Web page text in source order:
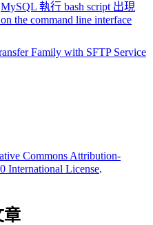
MySQL 執行 bash script 出現
the command line interface
Family with SFTP Service
Commons Attribution-
International License.
章